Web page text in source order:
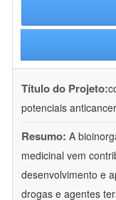
Título do Projeto:
potenciais
Resumo: A
medicinal vem
desenvolvimento e
drogas e agentes